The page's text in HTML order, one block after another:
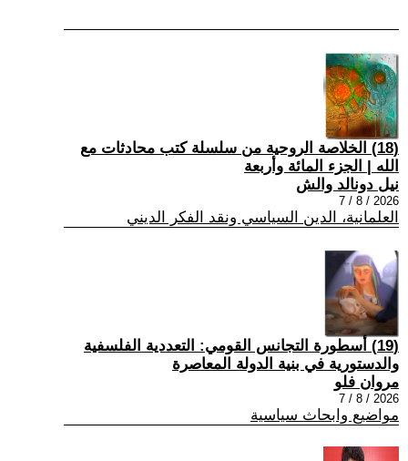
(18) الخلاصة الروحية من سلسلة كتب محادثات مع
الله | الجزء المائة وأربعة
نيل دونالد والش
2026 / 8 / 7
العلمانية، الدين السياسي ونقد الفكر الديني
(19) أسطورة التجانس القومي: التعددية الفلسفية
والدستورية في بنية الدولة المعاصرة
مروان فلو
2026 / 8 / 7
مواضيع وابحاث سياسية